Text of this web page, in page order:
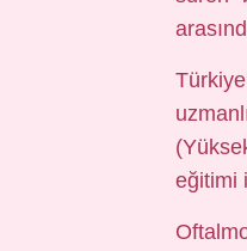
eğitimi